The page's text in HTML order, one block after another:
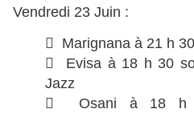
Vendredi 23 Juin :
 Marignana à 21 h
 Evisa à 18 h 30
Jazz
 Osani à 18 h